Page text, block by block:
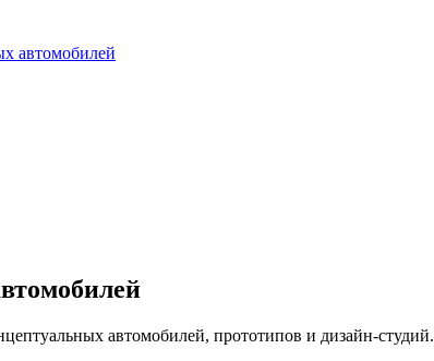
автомобилей
автомобилей, прототипов и дизайн-студий.